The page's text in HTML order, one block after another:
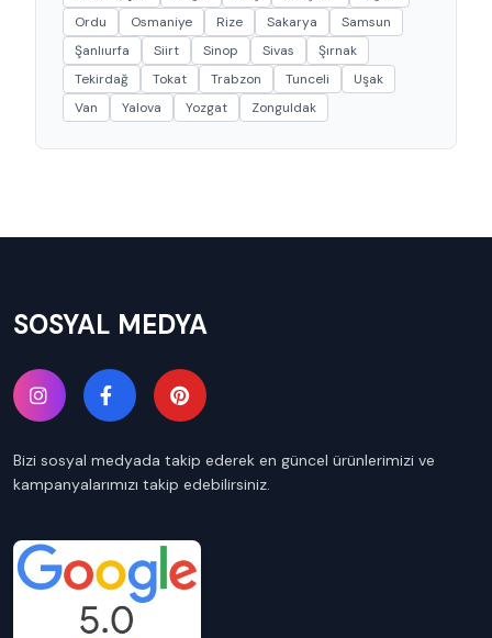
Ordu
Osmaniye Rize Sakarya
Samsun
Şanlıurfa
Siirt Sinop Sivas
Şırnak
Tekirdağ
Tokat Trabzon Tunceli
Uşak
Van
Yalova Yozgat Zonguldak
SOSYAL MEDYA
Bizi sosyal medyada takip ederek en güncel ürünlerimizi ve
kampanyalarımızı takip edebilirsiniz.